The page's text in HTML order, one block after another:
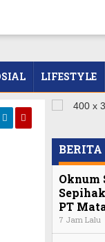
LIFESTYLE
Oknum
PT
7 Jam Lalu